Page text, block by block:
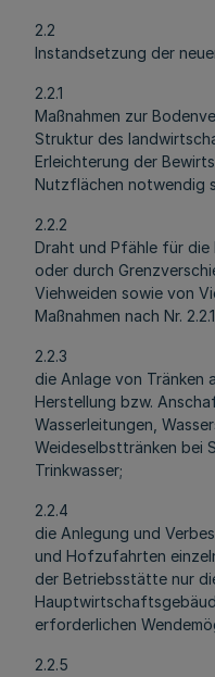
2.2
Instandsetzung der
2.2.1
Maßnahmen zur
Struktur des
Erleichterung der
Nutzflächen notwendig
2.2.2
Draht und Pfähle für die
oder durch
Viehweiden sowie von
Maßnahmen nach Nr.
2.2.3
die Anlage von Tränken
Herstellung bzw.
Wasserleitungen,
Weideselbsttränken bei
Trinkwasser;
2.2.4
die Anlegung und
und Hofzufahrten
der Betriebsstätte nur
erforderlichen
2.2.5